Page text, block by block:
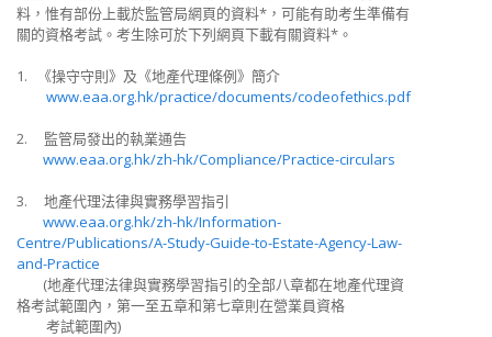
料，惟有部份上載於監管局網頁的資料*，可能有助考生準備有
關的資格考試。考生除可於下列網頁下載有關資料*。
1. 《操守守則》及《地產代理條例》簡介
www.eaa.org.hk/practice/documents/codeofethics.pdf
2. 監管局發出的執業通告
www.eaa.org.hk/zh-hk/Compliance/Practice-circulars
3. 地產代理法律與實務學習指引
www.eaa.org.hk/zh-hk/Information-
Centre/Publications/A-Study-Guide-to-Estate-Agency-Law-
and-Practice
(地產代理法律與實務學習指引的全部八章都在地產代理資
格考試範圍內，第一至五章和第七章則在營業員資格
考試範圍內)